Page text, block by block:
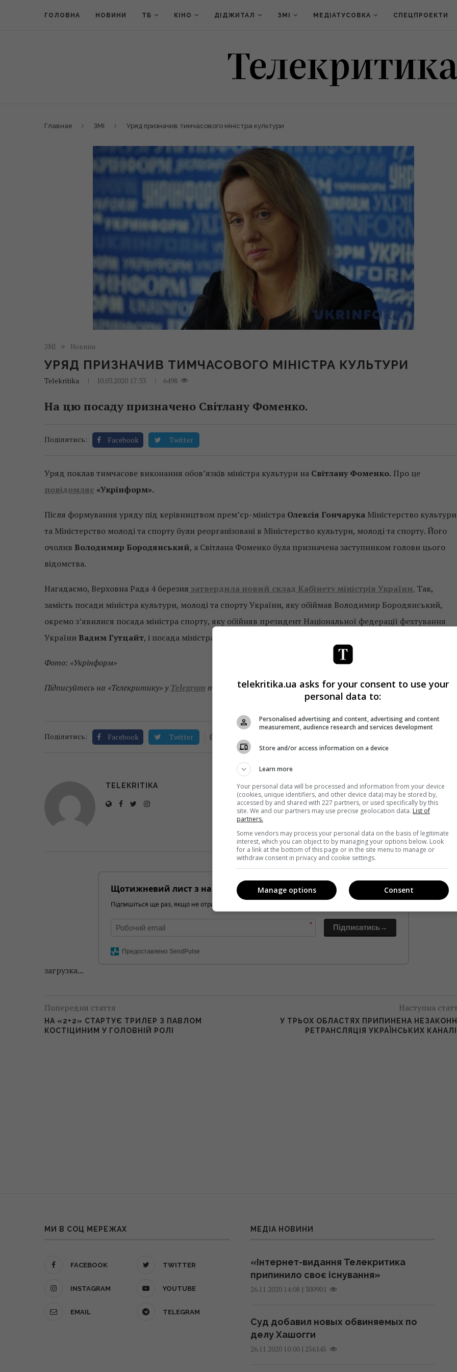
ГОЛОВНА НОВИНИ ТБ КІНО ДІДЖИТАЛ ЗМІ МЕДІАТУСОВКА СПЕЦПРОЕКТИ
Главная ЗМІ Уряд призначив тимчасового міністра культури
ЗМІ Новини
УРЯД ПРИЗНАЧИВ ТИМЧАСОВОГО МІНІСТРА КУЛЬТУРИ
Telekritika 10.03.2020 17:33 6498
На цю посаду призначено Світлану Фоменко.
Поділитись: Facebook Twitter
Уряд поклав тимчасове виконання обов’язків міністра культури на Світлану Фоменко. Про це
повідомляє «Укрінформ».
Після формування уряду під керівництвом прем’єр-міністра Олексія Гончарука Міністерство культури
та Міністерство молоді та спорту були реорганізовані в Міністерство культури, молоді та спорту. Його
очолив Володимир Бородянський, а Світлана Фоменко була призначена заступником голови цього
відомства.
Нагадаємо, Верховна Рада 4 березня затвердила новий склад Кабінету міністрів України. Так,
замість посади міністра культури, молоді та спорту України, яку обіймав Володимир Бородянський,
окремо з’явилися посада міністра спорту, яку обійняв президент Національної федерації фехтування
України Вадим Гутцайт, і посада міністра культури.
Фото: «Укрінформ»
Підписуйтесь на «Телекритику» у Telegram та Facebook!
Поділитись: Facebook Twitter 0
TELEKRITIKA
Щотижневий лист з найцікавішим. Пишемо з любов'ю
Підпишіться ще раз, якщо не отримуєте від нас листи
* Підписатись→
Предоставлено SendPulse
загрузка...
Попередня стаття
НА «2+2» СТАРТУЄ ТРИЛЕР З ПАВЛОМ
КОСТІЦИНИМ У ГОЛОВНІЙ РОЛІ
Наступна
У ТРЬОХ ОБЛАСТЯХ ПРИПИНЕНА
РЕТРАНСЛЯЦІЯ УКРАЇНСЬКИХ
МИ В СОЦ МЕРЕЖАХ
FACEBOOK TWITTER
INSTAGRAM YOUTUBE
EMAIL TELEGRAM
МЕДІА НОВИНИ
«Інтернет-видання Телекритика
припинило своє існування»
26.11.2020 14:08 | 300901
Суд добавил новых обвиняемых по
делу Хашогги
26.11.2020 10:00| 256145
telekritika.ua asks for your consent to use your
personal data to:
Personalised advertising and content, advertising and content
measurement, audience research and services development
Store and/or access information on a device
Learn more
Your personal data will be processed and information from your device
(cookies, unique identifiers, and other device data) may be stored by,
accessed by and shared with 227 partners, or used specifically by this
site. We and our partners may use precise geolocation data. List of
partners.
Some vendors may process your personal data on the basis of legitimate
interest, which you can object to by managing your options below. Look
for a link at the bottom of this page or in the site menu to manage or
withdraw consent in privacy and cookie settings.
Consent
Manage options